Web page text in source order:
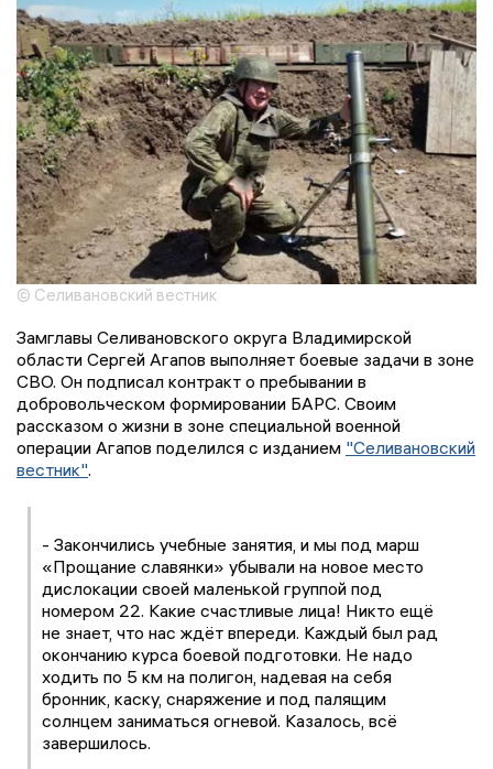
© Селивановский вестник
Замглавы Селивановского округа Владимирской
области Сергей Агапов выполняет боевые задачи в зоне
СВО. Он подписал контракт о пребывании в
добровольческом формировании БАРС. Своим
рассказом о жизни в зоне специальной военной
операции Агапов поделился с изданием "Селивановский
вестник".
- Закончились учебные занятия, и мы под марш
«Прощание славянки» убывали на новое место
дислокации своей маленькой группой под
номером 22. Какие счастливые лица! Никто ещё
не знает, что нас ждёт впереди. Каждый был рад
окончанию курса боевой подготовки. Не надо
ходить по 5 км на полигон, надевая на себя
бронник, каску, снаряжение и под палящим
солнцем заниматься огневой. Казалось, всё
завершилось.